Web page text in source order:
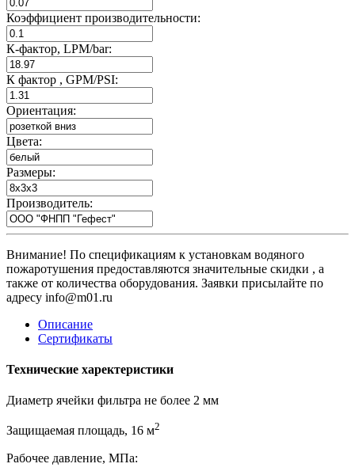
Коэффициент производительности:
К-фактор, LPM/bar:
К фактор , GPM/PSI:
Ориентация:
Цвета:
Размеры:
Производитель:
Внимание! По спецификациям к установкам водяного
пожаротушения предоставляются значительные скидки , а
также от количества оборудования. Заявки присылайте по
адресу info@m01.ru
Описание
Сертификаты
Технические харектеристики
Диаметр ячейки фильтра не более 2 мм
Защищаемая площадь, 16 м2
Рабочее давление, МПа: